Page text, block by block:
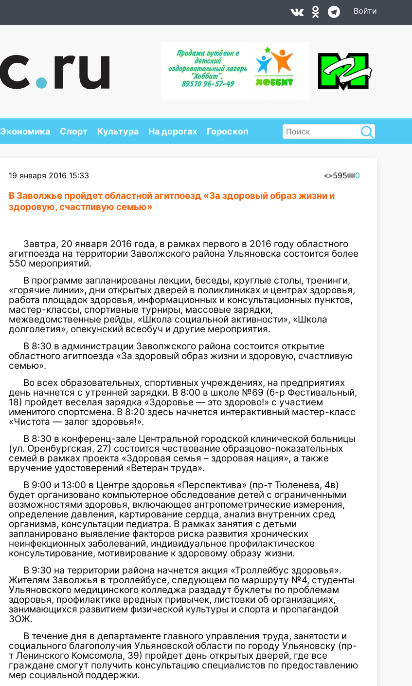
Войти
Экономика Спорт Культура На дорогах Гороскоп
19 января 2016 15:33 595 0
В Заволжье пройдет областной агитпоезд «За здоровый образ жизни и
здоровую, счастливую семью»
Завтра, 20 января 2016 года, в рамках первого в 2016 году областного
агитпоезда на территории Заволжского района Ульяновска состоится более
550 мероприятий.
В программе запланированы лекции, беседы, круглые столы, тренинги,
«горячие линии», дни открытых дверей в поликлиниках и центрах здоровья,
работа площадок здоровья, информационных и консультационных пунктов,
мастер-классы, спортивные турниры, массовые зарядки,
межведомственные рейды, «Школа социальной активности», «Школа
долголетия», опекунский всеобуч и другие мероприятия.
В 8:30 в администрации Заволжского района состоится открытие
областного агитпоезда «За здоровый образ жизни и здоровую, счастливую
семью».
Во всех образовательных, спортивных учреждениях, на предприятиях
день начнется с утренней зарядки. В 8:00 в школе №69 (б-р Фестивальный,
18) пройдет веселая зарядка «Здоровье — это здорово!» с участием
именитого спортсмена. В 8:20 здесь начнется интерактивный мастер-класс
«Чистота — залог здоровья!».
В 8:30 в конференц-зале Центральной городской клинической больницы
(ул. Оренбургская, 27) состоится чествование образцово-показательных
семей в рамках проекта «Здоровая семья – здоровая нация», а также
вручение удостоверений «Ветеран труда».
В 9:00 и 13:00 в Центре здоровья «Перспектива» (пр-т Тюленева, 4в)
будет организовано компьютерное обследование детей с ограниченными
возможностями здоровья, включающее антропометрические измерения,
определение давления, картирование сердца, анализ внутренних сред
организма, консультации педиатра. В рамках занятия с детьми
запланировано выявление факторов риска развития хронических
неинфекционных заболеваний, индивидуальное профилактическое
консультирование, мотивирование к здоровому образу жизни.
В 9:30 на территории района начнется акция «Троллейбус здоровья».
Жителям Заволжья в троллейбусе, следующем по маршруту №4, студенты
Ульяновского медицинского колледжа раздадут буклеты по проблемам
здоровья, профилактике вредных привычек, листовки об организациях,
занимающихся развитием физической культуры и спорта и пропагандой
ЗОЖ.
В течение дня в департаменте главного управления труда, занятости и
социального благополучия Ульяновской области по городу Ульяновску (пр-
т Ленинского Комсомола, 39) пройдет день открытых дверей, где все
граждане смогут получить консультацию специалистов по предоставлению
мер социальной поддержки.